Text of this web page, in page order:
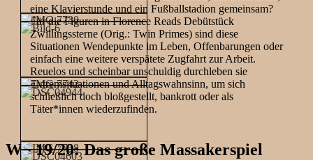
eine Klavierstunde und ein Fußballstadion gemeinsam?
Für die Figuren in Florence Reads Debütstück
Zwillingssterne (Orig.: Twin Primes) sind diese
Situationen Wendepunkte im Leben, Offenbarungen oder
einfach eine weitere verspätete Zugfahrt zur Arbeit.
Reuelos und scheinbar unschuldig durchleben sie
Extremsituationen und Alltagswahnsinn, um sich
schließlich doch bloßgestellt, bankrott oder als
Täter*innen wiederzufinden.
WS 19/20: Das große Massakerspiel